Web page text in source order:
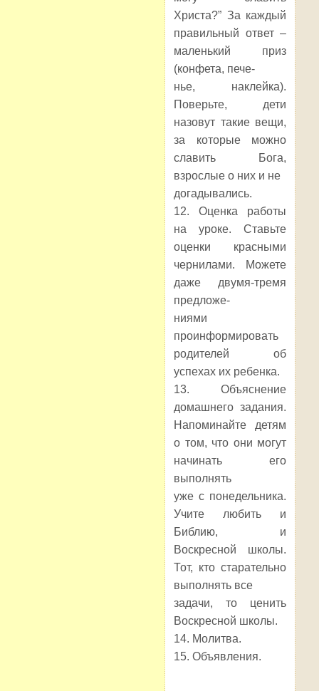
Христа?” За каждый
правильный ответ –
маленький приз
(конфета, пече-
нье, наклейка).
Поверьте, дети
назовут такие вещи,
за которые можно
славить Бога,
взрослые о них и не
догадывались.
12. Оценка работы
на уроке. Ставьте
оценки красными
чернилами. Можете
даже двумя-тремя
предложе-
ниями
проинформировать
родителей об
успехах их ребенка.
13. Объяснение
домашнего задания.
Напоминайте детям
о том, что они могут
начинать его
выполнять
уже с понедельника.
Учите любить и
Библию, и
Воскресной школы.
Тот, кто старательно
выполнять все
задачи, то ценить
Воскресной школы.
14. Молитва.
15. Объявления.